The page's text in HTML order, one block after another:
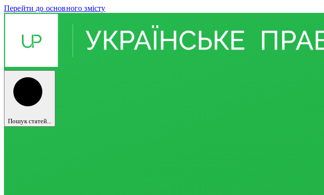
Перейти до основного змісту
Пошук статей...